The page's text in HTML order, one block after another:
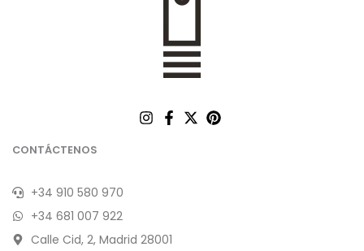
CONTÁCTENOS
+34 910 580 970
+34 681 007 922
Calle Cid, 2, Madrid 28001